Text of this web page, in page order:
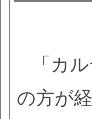
「カ
の方が